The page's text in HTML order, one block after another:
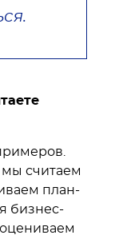
мы считаем
план-
бизнес-